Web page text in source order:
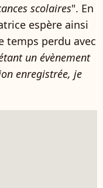
scolaires". En
espère ainsi
temps perdu avec
un évènement
enregistrée, je